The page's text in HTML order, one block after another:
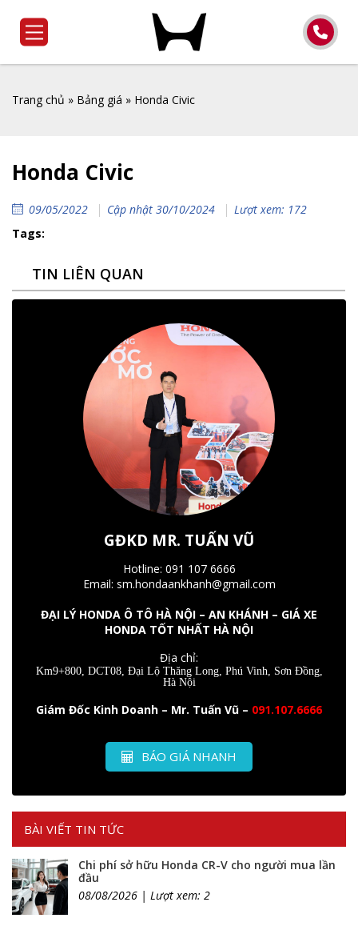
Trang chủ » Bảng giá » Honda Civic
Honda Civic
09/05/2022 Cập nhật 30/10/2024
Lượt xem: 172
Tags:
TIN LIÊN QUAN
GĐKD MR. TUẤN VŨ
Hotline: 091 107 6666
Email: sm.hondaankhanh@gmail.com
ĐẠI LÝ HONDA Ô TÔ HÀ NỘI – AN KHÁNH – GIÁ XE
HONDA TỐT NHẤT HÀ NỘI
Địa chỉ:
Km9+800, DCT08, Đại Lộ Thăng Long, Phú Vinh, Sơn Đồng,
Hà Nội
Giám Đốc Kinh Doanh – Mr. Tuấn Vũ – 091.107.6666
BÁO GIÁ NHANH
BÀI VIẾT TIN TỨC
Chi phí sở hữu Honda CR-V cho người mua lần
đầu
08/08/2026 | Lượt xem: 2